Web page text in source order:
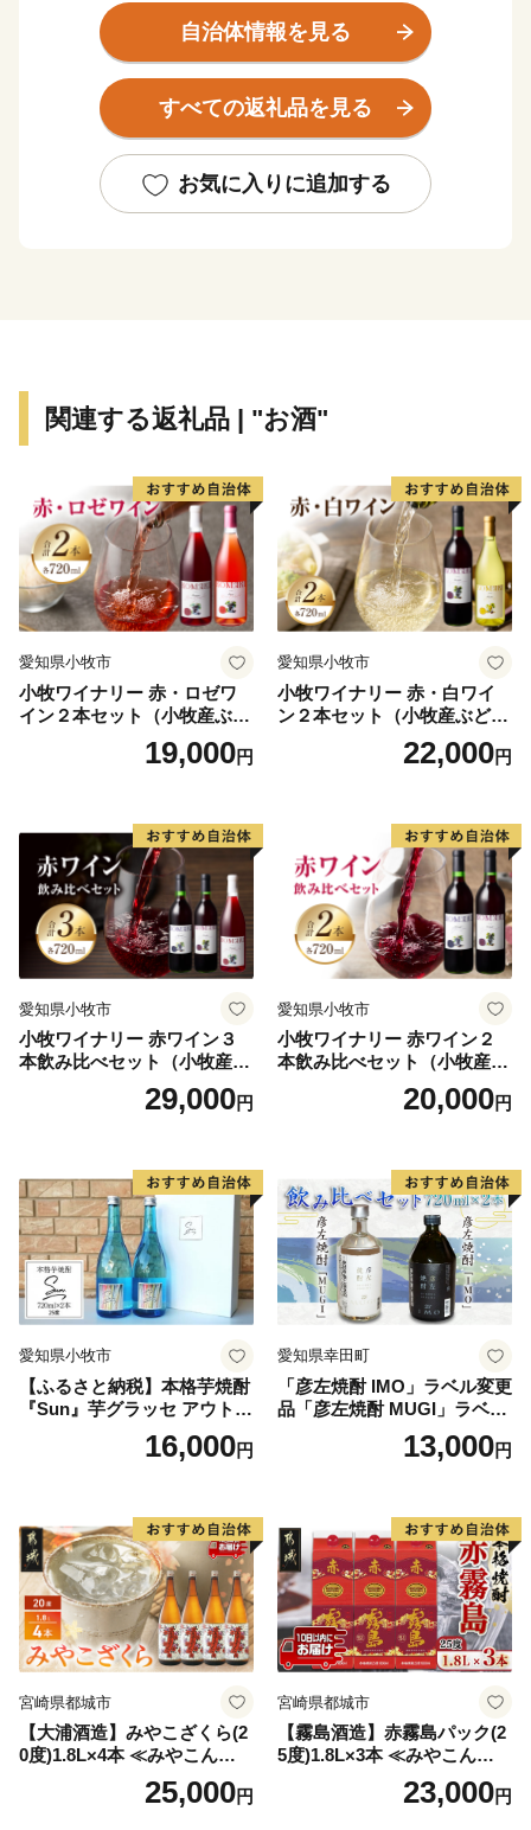
また、俳聖松尾芭蕉も訪れたという歴史と伝統に培わ
れた「飯坂温泉」をはじめ、こけしと水芭蕉の里「土湯
温泉」や奥州三高湯の一つに数えられる温泉郷「高湯温
泉」といったそれぞれに特色のある温泉地を有している
シやブドウ、初冬のリンゴなど、一年中くだものの絶え
ない「くだものの宝石箱」として全国の皆様に親しまれ
自治体情報を見る
すべての返礼品を見る
お気に入りに追加する
関連する返礼品 | "お酒"
愛知県小牧市
小牧ワイナリー 赤・ロゼワ
イン２本セット（小牧産ぶど
19,000円
愛知県小牧市
小牧ワイナリー 赤・白ワイ
ン２本セット（小牧産ぶどう
22,000円
愛知県小牧市
小牧ワイナリー 赤ワイン３
本飲み比べセット（小牧産ぶ
どう100％使用）29,000円
愛知県小牧市
小牧ワイナリー 赤ワイン２
本飲み比べセット（小牧産ぶ
どう100％使用）20,000円
愛知県小牧市
【ふるさと納税】本格芋焼酎
『Sun』芋グラッセ アウトド
ア ソロキャンプ ベランピン
グ 巣ごもり 就労支援16,000円
愛知県幸田町
「彦左焼酎 IMO」ラベル変更
品「彦左焼酎 MUGI」ラベル
変更品 飲み比べ セット 合計
2本 720ml×各1本 25度 焼酎
13,000円
宮崎県都城市
【大浦酒造】みやこざくら(2
0度)1.8L×4本 ≪みやこんじょ
特急便≫_AD-077125,000円
宮崎県都城市
【霧島酒造】赤霧島パック(2
5度)1.8L×3本 ≪みやこんじょ
特急便≫_23-07-K03P-1800-3
23,000円